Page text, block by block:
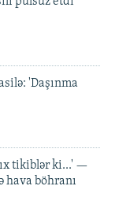
'Daşınma
tikiblər ki...' —
hava böhranı